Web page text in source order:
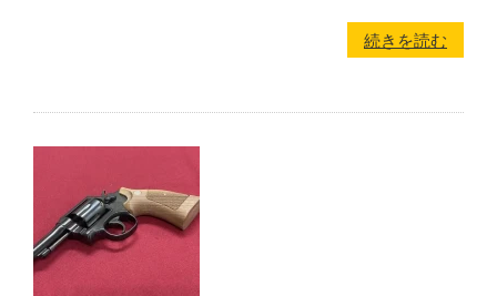
ウエスタンアームズ
KSC
タナカワークス
MGC
続きを読む